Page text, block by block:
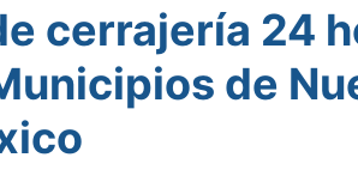
cerrajería 24
de